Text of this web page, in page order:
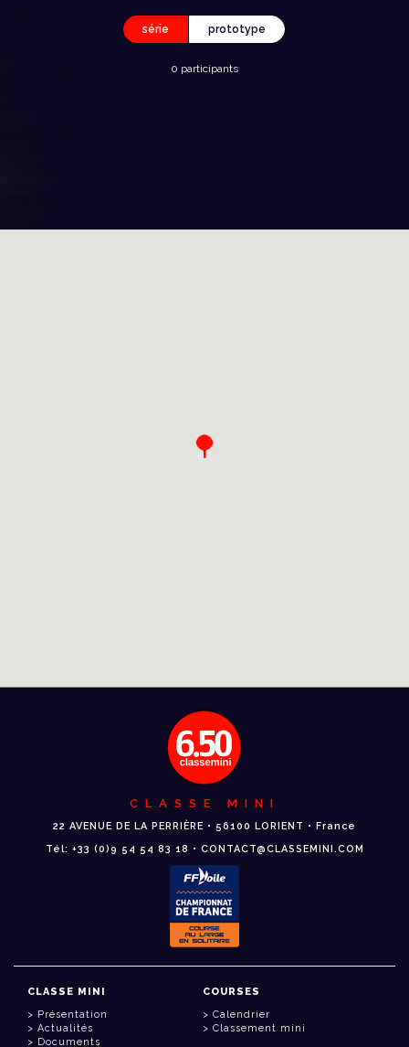
série prototype
0 participants
CLASSE MINI
22 AVENUE DE LA PERRIÈRE • 56100 LORIENT • France
Tél: +33 (0)9 54 54 83 18 • CONTACT@CLASSEMINI.COM
CLASSE MINI
Présentation
Actualités
Documents
COURSES
Calendrier
Classement mini